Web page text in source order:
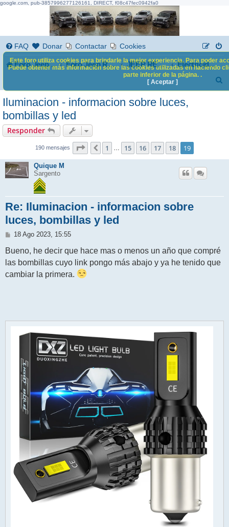
google.com, pub-3857996277126161, DIRECT, f08c47fec0942fa0
FAQ Donar Contactar Cookies
Foro Jeep Renegade Foro Jeep Renegade JEEP RENEGADE
Electricidad, electrónica y multimedia
Iluminacion - informacion sobre luces,
bombillas y led
Responder
190 mensajes Página 19 de 19
Anterior
1 … 15 16 17 18 19
Quique M
Sargento
Re: Iluminacion - informacion sobre
luces, bombillas y led
M
n
a
j
e
18 Ago 2023, 15:55
Bueno, he decir que hace mas o menos un año que compré
las bombillas cuyo link pongo más abajo y ya he tenido que
cambiar la primera.
Este foro utiliza cookies para brindarle la mejor experiencia. Para poder
Puede obtener más información sobre las cookies utilizadas en haciendo
parte inferior de la página. .
[ Aceptar ]